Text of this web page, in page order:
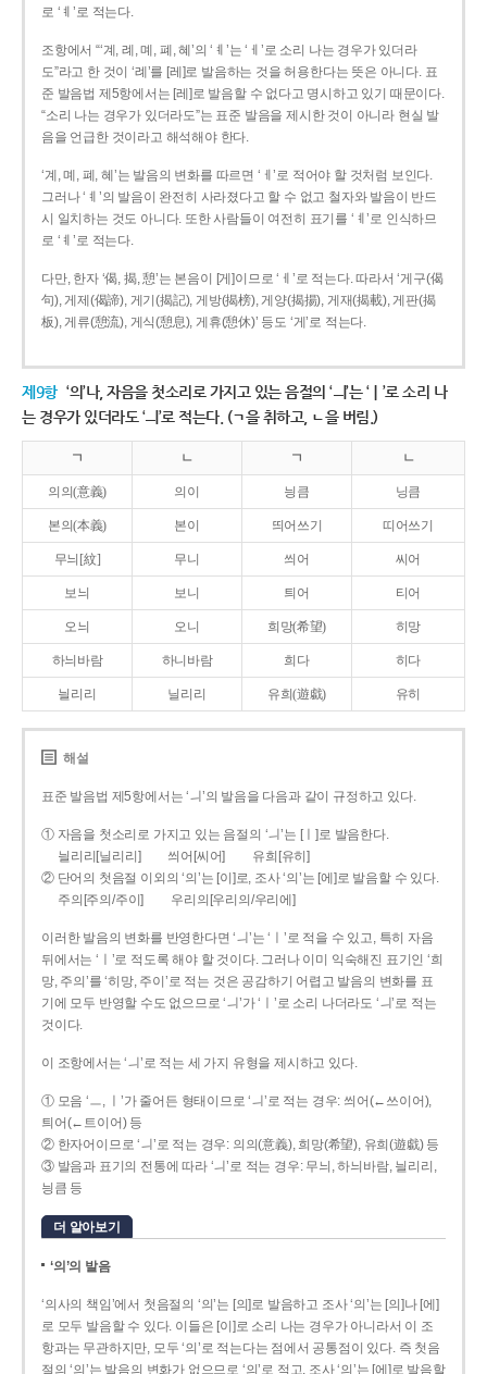
로 ‘ㅖ’로 적는다.
조항에서 “‘계, 례, 몌, 폐, 혜’의 ‘ㅖ’는 ‘ㅔ’로 소리 나는 경우가 있더라
도”라고 한 것이 ‘례’를 [레]로 발음하는 것을 허용한다는 뜻은 아니다. 표
준 발음법 제5항에서는 [레]로 발음할 수 없다고 명시하고 있기 때문이다.
“소리 나는 경우가 있더라도”는 표준 발음을 제시한 것이 아니라 현실 발
음을 언급한 것이라고 해석해야 한다.
‘계, 몌, 폐, 혜’는 발음의 변화를 따르면 ‘ㅔ’로 적어야 할 것처럼 보인다.
그러나 ‘ㅖ’의 발음이 완전히 사라졌다고 할 수 없고 철자와 발음이 반드
시 일치하는 것도 아니다. 또한 사람들이 여전히 표기를 ‘ㅖ’로 인식하므
로 ‘ㅖ’로 적는다.
다만, 한자 ‘偈, 揭, 憩’는 본음이 [게]이므로 ‘ㅔ’로 적는다. 따라서 ‘게구(偈
句), 게제(偈諦), 게기(揭記), 게방(揭榜), 게양(揭揚), 게재(揭載), 게판(揭
板), 게류(憩流), 게식(憩息), 게휴(憩休)’ 등도 ‘게’로 적는다.
제9항 ‘의’나, 자음을 첫소리로 가지고 있는 음절의 ‘ㅢ’는 ‘ㅣ’로 소리 나
는 경우가 있더라도 ‘ㅢ’로 적는다. (ㄱ을 취하고, ㄴ을 버림.)
ㄱ ㄴ ㄱ ㄴ
의의(意義) 의이 닁큼 닝큼
본의(本義) 본이 띄어쓰기 띠어쓰기
무늬[紋] 무니 씌어 씨어
보늬 보니 틔어 티어
오늬 오니 희망(希望) 히망
하늬바람 하니바람 희다 히다
늴리리 닐리리 유희(遊戱) 유히
해설
표준 발음법 제5항에서는 ‘ㅢ’의 발음을 다음과 같이 규정하고 있다.
① 자음을 첫소리로 가지고 있는 음절의 ‘ㅢ’는 [ㅣ]로 발음한다.
늴리리[닐리리]
씌어[씨어]
유희[유히]
② 단어의 첫음절 이외의 ‘의’는 [이]로, 조사 ‘의’는 [에]로 발음할 수 있다.
주의[주의/주이]
우리의[우리의/우리에]
이러한 발음의 변화를 반영한다면 ‘ㅢ’는 ‘ㅣ’로 적을 수 있고, 특히 자음
뒤에서는 ‘ㅣ’로 적도록 해야 할 것이다. 그러나 이미 익숙해진 표기인 ‘희
망, 주의’를 ‘히망, 주이’로 적는 것은 공감하기 어렵고 발음의 변화를 표
기에 모두 반영할 수도 없으므로 ‘ㅢ’가 ‘ㅣ’로 소리 나더라도 ‘ㅢ’로 적는
것이다.
이 조항에서는 ‘ㅢ’로 적는 세 가지 유형을 제시하고 있다.
① 모음 ‘ㅡ, ㅣ’가 줄어든 형태이므로 ‘ㅢ’로 적는 경우: 씌어(←쓰이어),
틔어(←트이어) 등
② 한자어이므로 ‘ㅢ’로 적는 경우: 의의(意義), 희망(希望), 유희(遊戱) 등
③ 발음과 표기의 전통에 따라 ‘ㅢ’로 적는 경우: 무늬, 하늬바람, 늴리리,
닁큼 등
더 알아보기
‘의’의 발음
‘의사의 책임’에서 첫음절의 ‘의’는 [의]로 발음하고 조사 ‘의’는 [의]나 [에]
로 모두 발음할 수 있다. 이들은 [이]로 소리 나는 경우가 아니라서 이 조
항과는 무관하지만, 모두 ‘의’로 적는다는 점에서 공통점이 있다. 즉 첫음
절의 ‘의’는 발음의 변화가 없으므로 ‘의’로 적고, 조사 ‘의’는 [에]로 발음할